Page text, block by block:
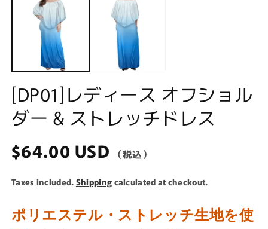
[DP01]レディース オフショル
ダー & ストレッチドレス
Regular
price
$64.00 USD
Taxes included. Shipping calculated at checkout.
ポリエステル・ストレッチ生地を使